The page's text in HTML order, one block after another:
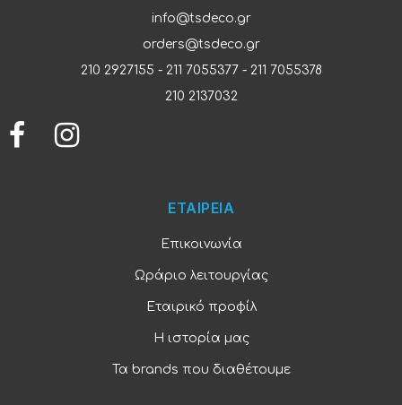
info@tsdeco.gr
orders@tsdeco.gr
210 2927155 - 211 7055377- 211 7055378
210 2137032
ΕΤΑΙΡΕΙΑ
Επικοινωνία
Ωράριο λειτουργίας
Εταιρικό προφίλ
Η ιστορία μας
Τα brands που διαθέτουμε